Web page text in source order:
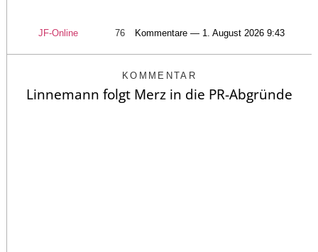
JF-Online 76 Kommentare — 1. August 2026 9:43
KOMMENTAR
Linnemann folgt Merz in die PR-Abgründe